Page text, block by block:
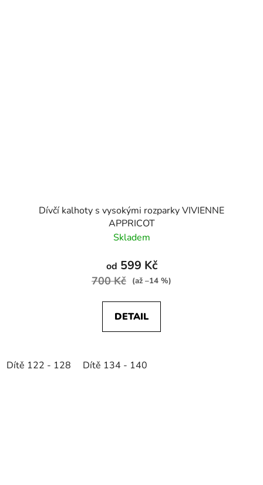
Dívčí kalhoty s vysokými rozparky VIVIENNE
APPRICOT
Skladem
od 599 Kč
700 Kč (až –14 %)
DETAIL
Dítě 122 - 128 Dítě 134 - 140